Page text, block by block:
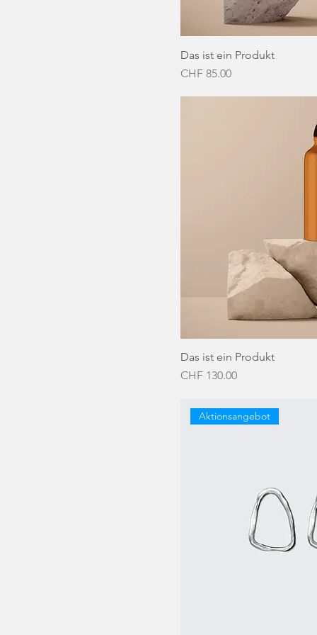
Das ist ein Produkt
Preis
CHF 85.00
Das ist ein Produkt
Preis
CHF 130.00
Aktionsangebot